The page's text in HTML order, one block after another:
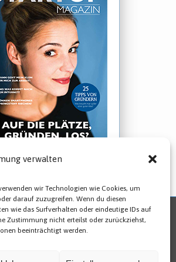
verwalten
wir Technologien wie Cookies, um
darauf zuzugreifen. Wenn du diesen
wie das Surfverhalten oder eindeutige IDs auf
Zustimmung nicht erteilst oder zurückziehst,
beeinträchtigt werden.
TGZ
Cookies